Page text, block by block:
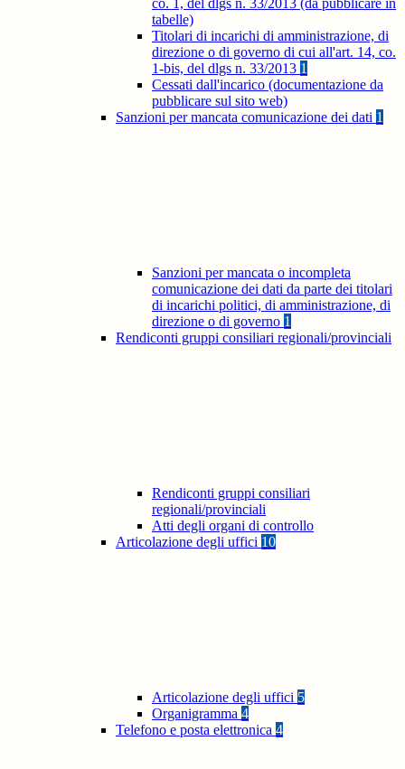
co. 1, del dlgs n. 33/2013 (da pubblicare in
tabelle)
Titolari di incarichi di amministrazione, di
direzione o di governo di cui all'art. 14, co.
1-bis, del dlgs n. 33/2013 1
Cessati dall'incarico (documentazione da
pubblicare sul sito web)
Sanzioni per mancata comunicazione dei dati 1
Sanzioni per mancata o incompleta
comunicazione dei dati da parte dei titolari
di incarichi politici, di amministrazione, di
direzione o di governo 1
Rendiconti gruppi consiliari regionali/provinciali
Rendiconti gruppi consiliari
regionali/provinciali
Atti degli organi di controllo
Articolazione degli uffici 10
Articolazione degli uffici 5
Organigramma 4
Telefono e posta elettronica 4